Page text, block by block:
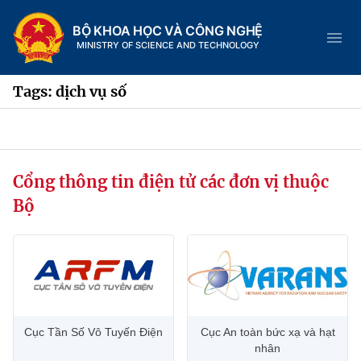
BỘ KHOA HỌC VÀ CÔNG NGHỆ
MINISTRY OF SCIENCE AND TECHNOLOGY
Trang chủ
Chức năng nhiệm vụ
Tin tức sự kiện
Hệ thống văn bản
Tags: dịch vụ số
Cổng thông tin điện tử các đơn vị thuộc
Bộ
Cục Tần Số Vô Tuyến Điện
Cục An toàn bức xạ và hạt
nhân